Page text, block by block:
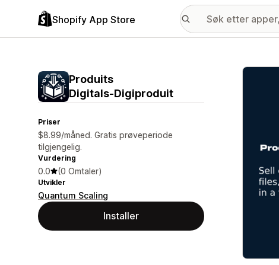
Shopify App Store
Produits
Digitals‑Digiproduit
Priser
$8.99/måned. Gratis prøveperiode
tilgjengelig.
Vurdering
0.0 (0 Omtaler)
Utvikler
Quantum Scaling
Installer
Galleri